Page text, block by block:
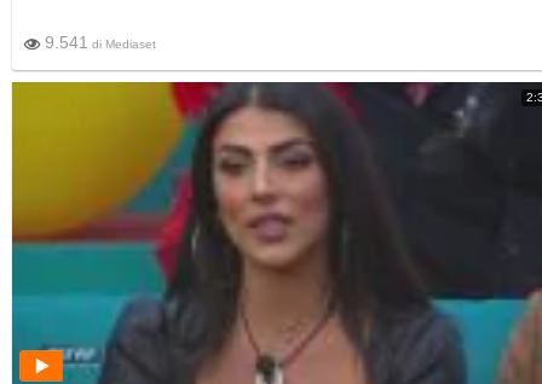
9.541 di Mediaset